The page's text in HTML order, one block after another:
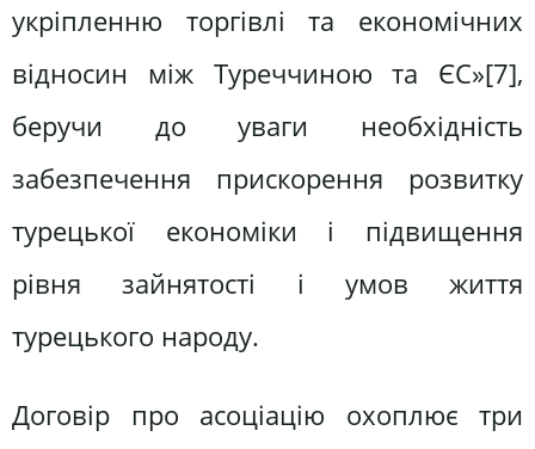
укріпленню торгівлі та економічних
відносин між Туреччиною та ЄС»[7],
беручи до уваги необхідність
забезпечення прискорення розвитку
турецької економіки і підвищення
рівня зайнятості і умов життя
турецького народу.
Договір про асоціацію охоплює три